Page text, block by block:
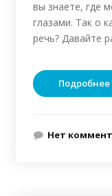
вы знаете, где
глазами. Так о
речь? Давайте
Подробнее
Нет